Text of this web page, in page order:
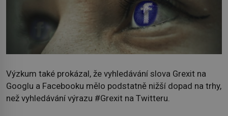
Výzkum také prokázal, že vyhledávání slova Grexit na
Googlu a Facebooku mělo podstatně nižší dopad na trhy,
než vyhledávání výrazu #Grexit na Twitteru.